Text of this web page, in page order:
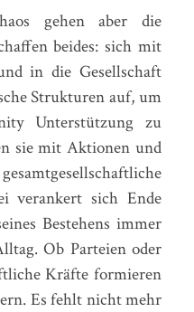
gehen aber die
beides: sich mit
in die Gesellschaft
Strukturen auf, um
Unterstützung zu
sie mit Aktionen und
verankert sich Ende
Bestehens immer
Ob Parteien oder
Kräfte formieren
Es fehlt nicht mehr